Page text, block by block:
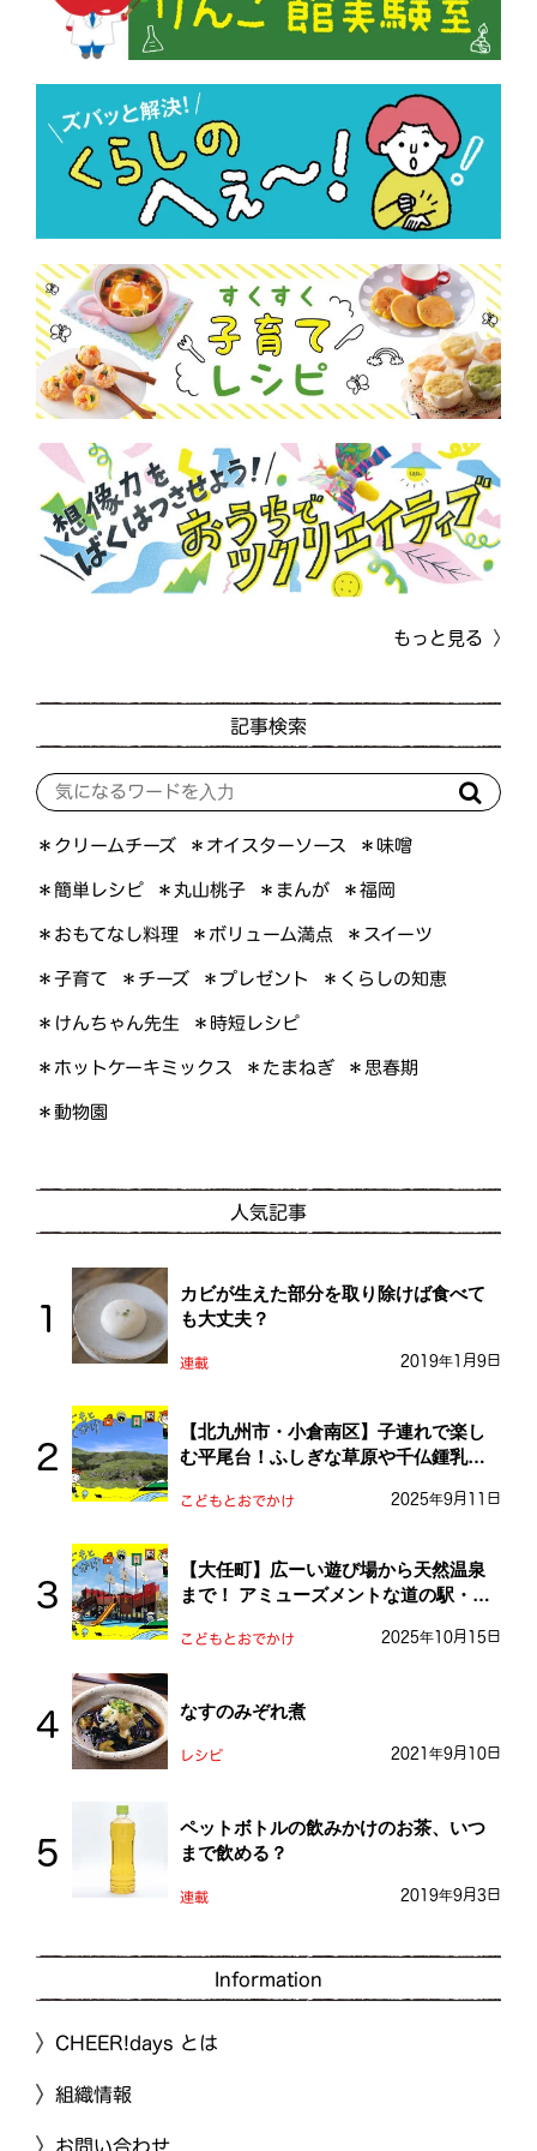
もっと見る
記事検索
＊クリームチーズ ＊オイスターソース ＊味噌
＊簡単レシピ ＊丸山桃子 ＊まんが ＊福岡
＊おもてなし料理 ＊ボリューム満点 ＊スイーツ
＊子育て ＊チーズ ＊プレゼント ＊くらしの知恵
＊けんちゃん先生 ＊時短レシピ
＊ホットケーキミックス ＊たまねぎ ＊思春期
＊動物園
人気記事
カビが生えた部分を取り除けば食べて
も大丈夫？
連載 2019年1月9日
【北九州市・小倉南区】子連れで楽し
む平尾台！ふしぎな草原や千仏鍾乳洞
こどもとおでかけ 2025年9月11日
【大任町】広ーい遊び場から天然温泉
まで！ アミューズメントな道の駅・お
こどもとおでかけ 2025年10月15日
なすのみぞれ煮
レシピ 2021年9月10日
ペットボトルの飲みかけのお茶、いつ
まで飲める？
連載 2019年9月3日
Information
CHEER!days とは
組織情報
お問い合わせ